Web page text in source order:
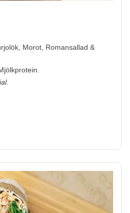
Morot, Romansallad &